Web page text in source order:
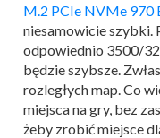
M.2 PCIe NVMe 970
niesamowicie szybki.
odpowiednio 3500/
będzie szybsze.
rozległych map. Co
miejsca na gry, bez
żeby zrobić miejsce